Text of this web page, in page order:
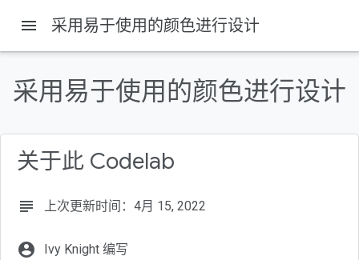
学习内容
前提条件
设置
menu 采用易于使用的颜色进行设计
采用易于使用的颜色进行设计
关于此 Codelab
subject 上次更新时间：4月 15, 2022
account_circle Ivy Knight 编写